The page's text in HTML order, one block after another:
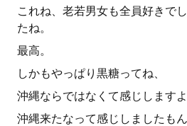
これね、老若男女も全員好きで
たね。
最高。
しかもやっぱり黒糖ってね、
沖縄ならではなくて感じしますよ
沖縄来たなって感じしましたもん